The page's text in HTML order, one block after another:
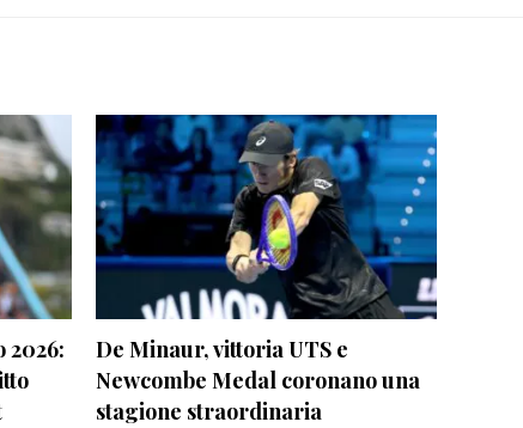
2026:
De Minaur, vittoria UTS e
Newcombe Medal coronano una
stagione straordinaria